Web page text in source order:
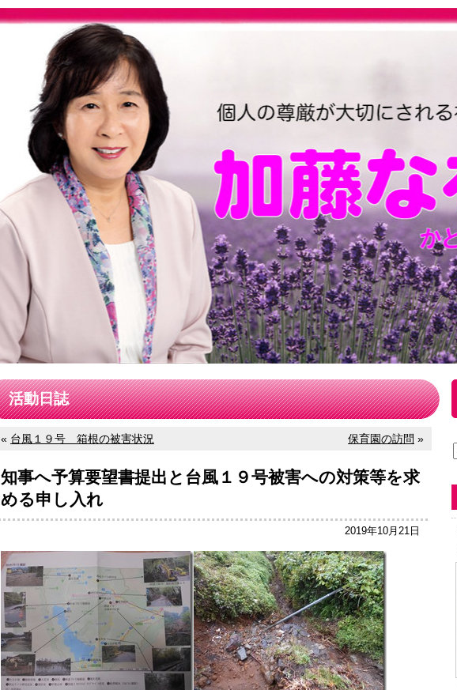
活動日誌
« 台風１９号 箱根の被害状況 保育園の訪問 »
知事へ予算要望書提出と台風１９号被害への対策等を求
める申し入れ
2019年10月21日